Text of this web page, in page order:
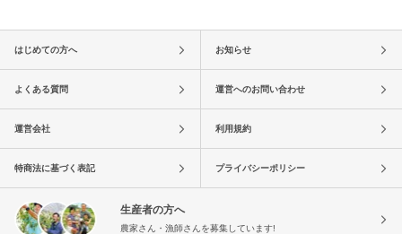
はじめての方へ お知らせ
よくある質問 運営へのお問い合わせ
運営会社 利用規約
特商法に基づく表記 プライバシーポリシー
生産者の方へ
農家さん・漁師さんを募集しています!